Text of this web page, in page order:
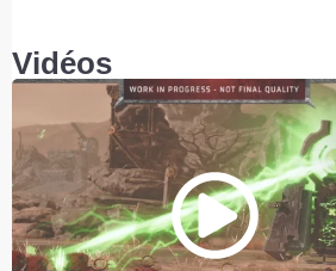
Vidéos